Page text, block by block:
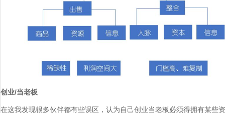
创业/当老板
在这我发现很多伙伴都有些误区，认为自己创业当老板必须得拥有某些资